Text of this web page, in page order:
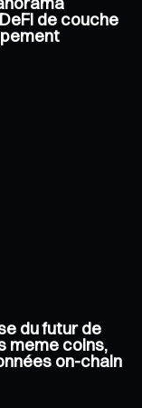
de couche
du futur de
meme coins,
on-chain